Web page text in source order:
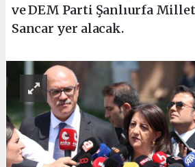
ve DEM Parti Şanlıurfa
Sancar yer alacak.